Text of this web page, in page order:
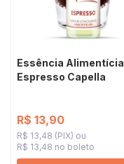
Essência Alimentícia
Espresso Capella
R$ 13,90
R$ 13,48 (PIX)
R$ 13,48 no boleto